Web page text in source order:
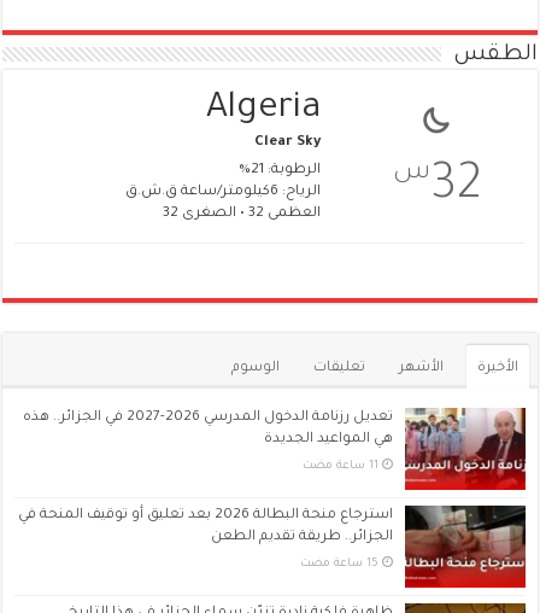
الطقس
32 س
Algeria
Clear Sky
الرطوبة: 21%
الرياح: 6كيلومتر/ساعة ق.ش.ق‎
العظمى 32 • الصغرى 32
الأخيرة الأشهر تعليقات الوسوم
تعديل رزنامة الدخول المدرسي 2026-2027 في الجزائر.. هذه
هي المواعيد الجديدة
استرجاع منحة البطالة 2026 بعد تعليق أو توقيف المنحة في
الجزائر.. طريقة تقديم الطعن